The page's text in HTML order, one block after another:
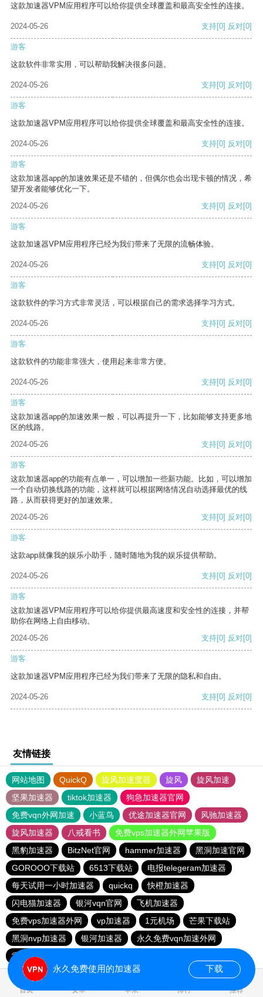
这款加速器VPM应用程序可以给你提供全球覆盖和最高安全性的连接。
2024-05-26 支持[0] 反对[0]
游客
这款软件非常实用，可以帮助我解决很多问题。
2024-05-26 支持[0] 反对[0]
游客
这款加速器VPM应用程序可以给你提供全球覆盖和最高安全性的连接。
2024-05-26 支持[0] 反对[0]
游客
这款加速器app的加速效果还是不错的，但偶尔也会出现卡顿的情况，希
望开发者能够优化一下。
2024-05-26
支持[0] 反对[0]
游客
这款加速器VPM应用程序已经为我们带来了无限的流畅体验。
2024-05-26 支持[0] 反对[0]
游客
这款软件的学习方式非常灵活，可以根据自己的需求选择学习方式。
2024-05-26 支持[0] 反对[0]
游客
这款软件的功能非常强大，使用起来非常方便。
2024-05-26 支持[0] 反对[0]
游客
这款加速器app的加速效果一般，可以再提升一下，比如能够支持更多地
区的线路。
2024-05-26
支持[0] 反对[0]
游客
这款加速器app的功能有点单一，可以增加一些新功能。比如，可以增加
一个自动切换线路的功能，这样就可以根据网络情况自动选择最优的线
路，从而获得更好的加速效果。
2024-05-26
支持[0] 反对[0]
游客
这款app就像我的娱乐小助手，随时随地为我的娱乐提供帮助。
2024-05-26 支持[0] 反对[0]
游客
这款加速器VPM应用程序可以给你提供最高速度和安全性的连接，并帮
助你在网络上自由移动。
2024-05-26
支持[0] 反对[0]
游客
这款加速器VPM应用程序已经为我们带来了无限的隐私和自由。
2024-05-26 支持[0] 反对[0]
友情链接
网站地图 QuickQ 旋风加速度器 旋风
旋风加速
坚果加速器
tiktok加速器
狗急加速器官网
免费vqn外网加速
小蓝鸟 优途加速器官网
风驰加速器
旋风加速器
八戒看书
免费vps加速器外网苹果版
黑豹加速器
BitzNet官网 hammer加速器
黑洞加速官网
GOROOO下载站
6513下载站
电报telegeram加速器
每天试用一小时加速器
quickq
快橙加速器
闪电猫加速器
银河vqn官网
飞机加速器
免费vps加速器外网
vp加速器 1元机场
芒果下载站
黑洞nvp加速器
银河加速器
永久免费vqn加速外网
雷轰加速器
首页 安卓 苹果 排行 推荐
永久免费使用的加速器 下载
0.076280s